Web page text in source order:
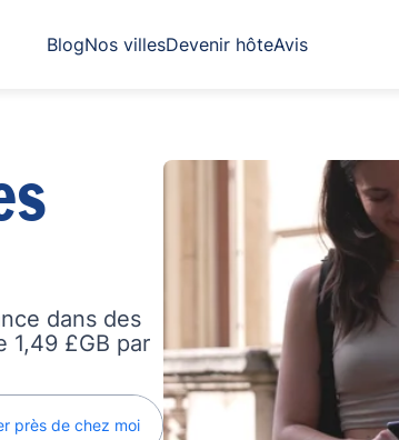
BlogNos villesDevenir hôteAvis
dans des
1,49 £GB par
près de chez moi